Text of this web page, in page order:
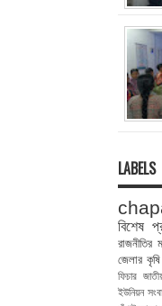
LABELS
বিশেষ
রাজনীতির
জেলার কৃষি
ফিচার
ইউনিয়ন